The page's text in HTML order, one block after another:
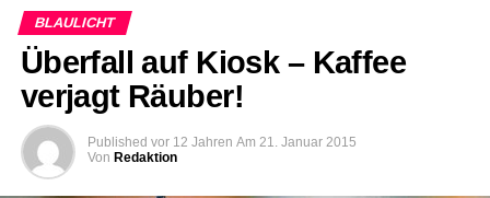
BLAULICHT
Überfall auf Kiosk – Kaffee
verjagt Räuber!
Published vor 12 Jahren Am 21. Januar 2015
Von Redaktion